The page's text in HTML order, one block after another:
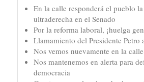
En la calle responderá el pueblo
ultraderecha en el Senado
Por la reforma laboral, ¡huelga
Llamamiento del Presidente Petro
Nos vemos nuevamente en la calle
Nos mantenemos en alerta para
democracia